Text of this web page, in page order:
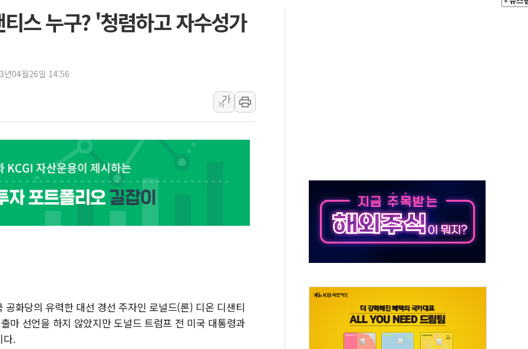
[특징주] 엘앤에프, 흑자 전환·LFP 공급 본격화에 15%대 급등
[글로벌 마켓 리포트 8월 7일]
대상, 청정원 동물복지 청정유정란 3만5775알 기부
LG 엑사원, 구글·알리바바 제쳤다…산업 예측 AI 잇단 세계 1위
경제6단체, 세제개편안 환영…"국내 생산·투자 확대에 도움"
전세사기 등 '민생 전담재판부' 시범운영…평균 3개월 만에 1심 결론
[뉴스핌 이 시각 글로벌 PICK] 이란 협상단장, 트럼프 'TACO' 조롱 外
남성, 'NS AI LINK' 월마트 3600개 매장 판매
예탁결제원, 비상장주식·조각투자 장외거래 청산결제 인프라 구축 착수
올데이올가닉, 정부 '혁신 프리미어 1000' 선정
스 누구? '청렴하고 자수성가
년04월26일 14:56
가
가
화당의 유력한 대선 경선 주자인 로널드(론) 디온 디샌티
마 선언을 하지 않았지만 도널드 트럼프 전 미국 대통령과
다.